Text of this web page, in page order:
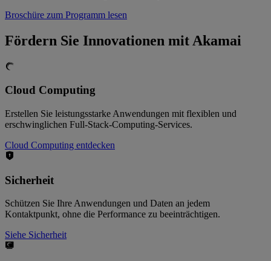
Broschüre zum Programm lesen
Fördern Sie Innovationen mit Akamai
Cloud Computing
Erstellen Sie leistungsstarke Anwendungen mit flexiblen und
erschwinglichen Full-Stack-Computing-Services.
Cloud Computing entdecken
Sicherheit
Schützen Sie Ihre Anwendungen und Daten an jedem
Kontaktpunkt, ohne die Performance zu beeinträchtigen.
Siehe Sicherheit